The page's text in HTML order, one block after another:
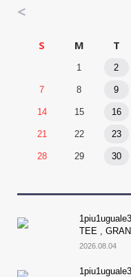
<
S M T
1 2
7 8 9
14 15 16
21 22 23
28 29 30
TEE ,
2026.08.04